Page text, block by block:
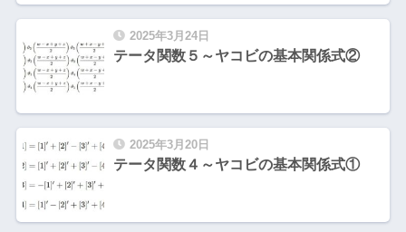
2025年3月24日
テータ関数５～ヤコビの基本関係式②
2025年3月20日
テータ関数４～ヤコビの基本関係式①